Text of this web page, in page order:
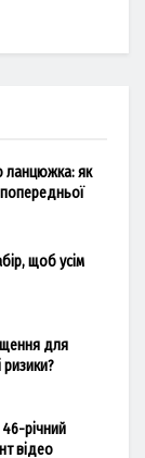
ланцюжка: як
щоб усім
для
ризики?
річний
відео